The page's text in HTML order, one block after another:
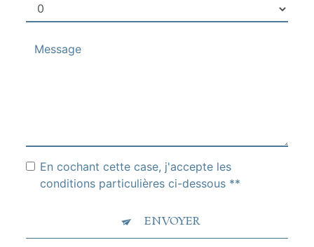
En cochant cette case, j'accepte les
conditions particulières ci-dessous **
ENVOYER